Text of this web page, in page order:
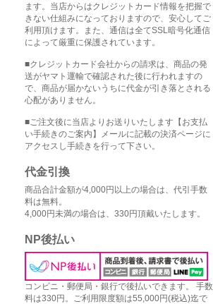
ます。当店からはクレジットカード情報を把握で
きない仕組みになっておりますので、安心してご
利用頂けます。また、通信は全てSSL暗号化通信
によって厳重に保護されています。
■クレジットカード会社からの請求は、商品の発
送がヤマト運輸で確認された後に行われますの
で、商品が届かないうちに代金が引き落とされる
心配がありません。
■ご注文後に当店よりお送りいたします【お支払
い手続きのご案内】メールに記載の決済ページに
アクセスし手続きを行って下さい。
代金引換
商品合計金額が4,000円以上の場合は、代引手数
料は無料。
4,000円未満の場合は、330円頂戴いたします。
NP後払い
コンビニ・郵便局・銀行で後払いできます。 手数
料は330円。ご利用限度額は55,000円(税込)迄で